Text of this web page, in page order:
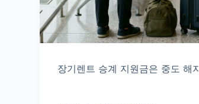
장기렌트 승계 지원금은 중도 해